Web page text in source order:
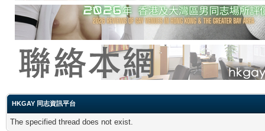
HKGAY 同志資訊平台
The specified thread does not exist.